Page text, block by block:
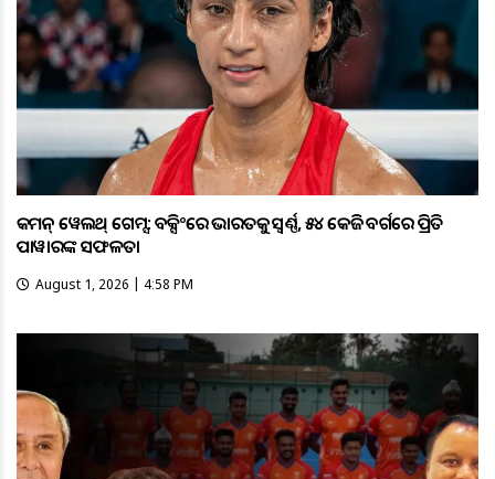
କମନ୍ ୱେଲଥ୍ ଗେମ୍ସ: ବକ୍ସିଂରେ ଭାରତକୁ ସ୍ବର୍ଣ୍ଣ, ୫୪ କେଜି ବର୍ଗରେ ପ୍ରିତି
ପାୱାରଙ୍କ ସଫଳତା
August 1, 2026 | 4:58 PM